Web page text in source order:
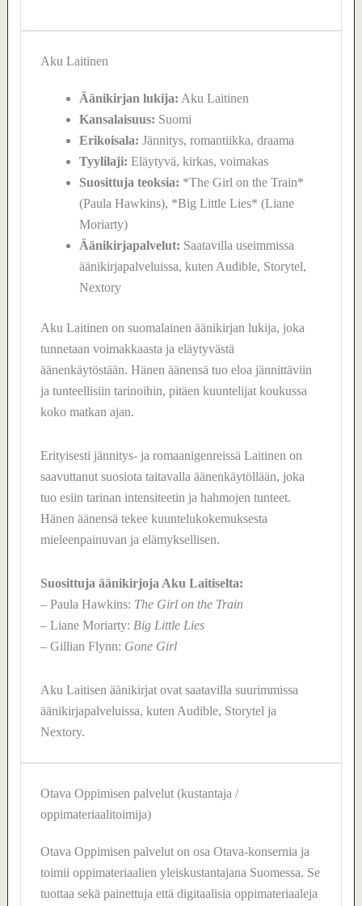
Aku Laitinen
Äänikirjan lukija: Aku Laitinen
Kansalaisuus: Suomi
Erikoisala: Jännitys, romantiikka, draama
Tyylilaji: Eläytyvä, kirkas, voimakas
Suosittuja teoksia: *The Girl on the Train*
(Paula Hawkins), *Big Little Lies* (Liane
Moriarty)
Äänikirjapalvelut: Saatavilla useimmissa
äänikirjapalveluissa, kuten Audible, Storytel,
Nextory
Aku Laitinen on suomalainen äänikirjan lukija, joka
tunnetaan voimakkaasta ja eläytyvästä
äänenkäytöstään. Hänen äänensä tuo eloa jännittäviin
ja tunteellisiin tarinoihin, pitäen kuuntelijat koukussa
koko matkan ajan.
Erityisesti jännitys- ja romaanigenreissä Laitinen on
saavuttanut suosiota taitavalla äänenkäytöllään, joka
tuo esiin tarinan intensiteetin ja hahmojen tunteet.
Hänen äänensä tekee kuuntelukokemuksesta
mieleenpainuvan ja elämyksellisen.
Suosittuja äänikirjoja Aku Laitiselta:
– Paula Hawkins: The Girl on the Train
– Liane Moriarty: Big Little Lies
– Gillian Flynn: Gone Girl
Aku Laitisen äänikirjat ovat saatavilla suurimmissa
äänikirjapalveluissa, kuten Audible, Storytel ja
Nextory.
Otava Oppimisen palvelut (kustantaja /
oppimateriaalitoimija)
Otava Oppimisen palvelut on osa Otava-konsernia ja
toimii oppimateriaalien yleiskustantajana Suomessa. Se
tuottaa sekä painettuja että digitaalisia oppimateriaaleja